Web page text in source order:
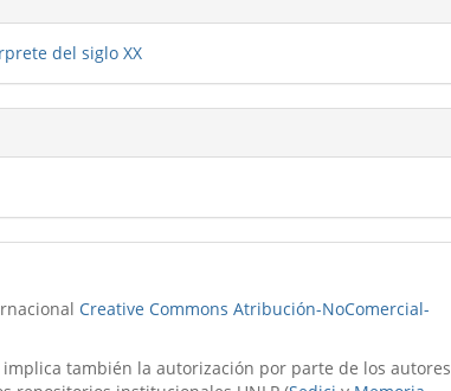
del siglo XX
Creative Commons Atribución-NoComercial-
implica también la autorización por parte de los autores